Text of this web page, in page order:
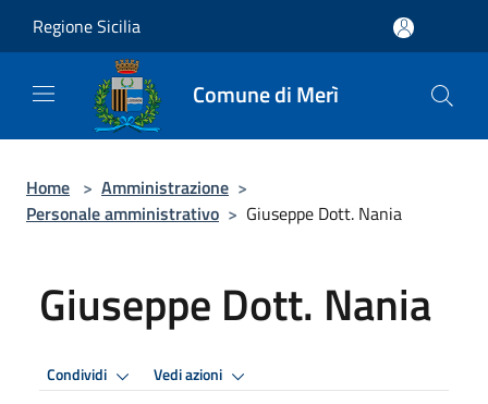
Regione Sicilia
Comune di Merì
Home > Amministrazione >
Personale amministrativo > Giuseppe Dott. Nania
Giuseppe Dott. Nania
Condividi Vedi azioni